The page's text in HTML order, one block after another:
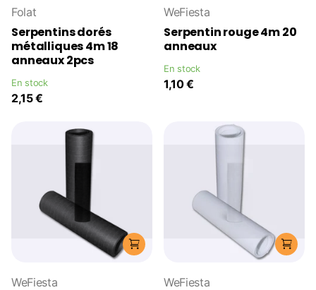
Folat
Serpentins dorés
métalliques 4m 18
anneaux 2pcs
En stock
2,15 €
WeFiesta
Serpentin rouge 4m 20
anneaux
En stock
1,10 €
WeFiesta WeFiesta